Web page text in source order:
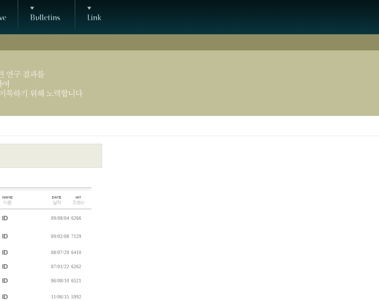
ID 09/08/04 6266
ID 09/02/08 7129
ID 08/07/29 6410
ID 07/01/22 6262
ID 06/08/10 6521
ID 11/06/15 5992